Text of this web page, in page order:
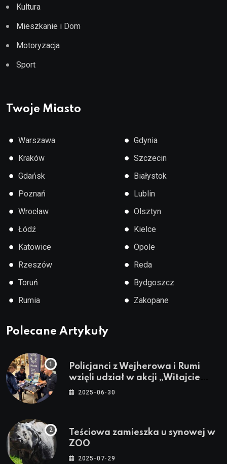
Kultura
Mieszkanie i Dom
Motoryzacja
Sport
Twoje Miasto
● Warszawa
● Kraków
● Gdańsk
● Poznań
● Wrocław
● Łódź
● Katowice
● Rzeszów
● Toruń
● Rumia
● Gdynia
● Szczecin
● Białystok
● Lublin
● Olsztyn
● Kielce
● Opole
● Reda
● Bydgoszcz
● Zakopane
Polecane Artykuły
Policjanci z Wejherowa i Rumi
wzięli udział w akcji „Witajcie
Wakacje”
2025-06-30
Teściowa zamieszka u synowej w
ZOO
2025-07-29